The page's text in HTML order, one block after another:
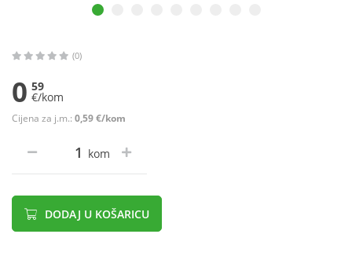
(0)
0 59
€/kom
Cijena za j.m.: 0,59 €/kom
kom
DODAJ U KOŠARICU